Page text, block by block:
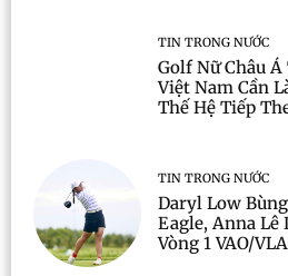
TIN TRONG NƯỚC
Golf Nữ Châu
Việt Nam Cần
Thế Hệ Tiếp
TIN TRONG NƯỚC
Daryl Low
Eagle, Anna Lê
Vòng 1 VAO/